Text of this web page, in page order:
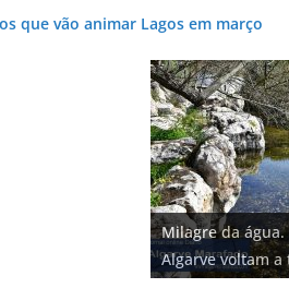
que vão animar Lagos em março
Milagre da
Algarve voltam a
Foto do dia: uma
entre redes e
Tempestades
arribas em risco
Tapas do mar a
gastronómica
Projeto
milhões de
hotéis (com